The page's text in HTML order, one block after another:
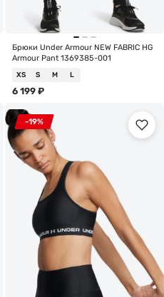
Брюки Under Armour NEW FABRIC HG
Armour Pant 1369385-001
XS S M L
6 199 ₽
-19%